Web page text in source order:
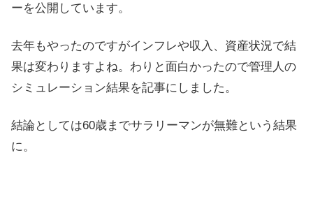
ーを公開しています。
去年もやったのですがインフレや収入、資産状況で結
果は変わりますよね。わりと面白かったので管理人の
シミュレーション結果を記事にしました。
結論としては60歳までサラリーマンが無難という結果
に。